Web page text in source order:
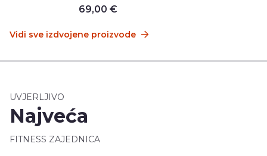
69,00 €
Vidi sve izdvojene proizvode
UVJERLJIVO
Najveća
FITNESS ZAJEDNICA